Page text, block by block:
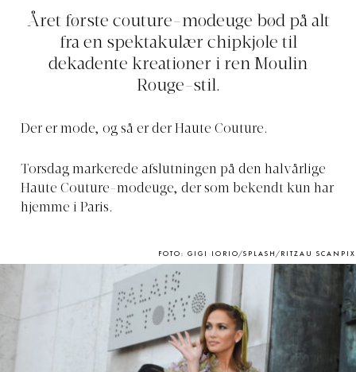
Året første couture-modeuge bød på alt
fra en spektakulær chipkjole til
dekadente kreationer i ren Moulin
Rouge-stil.
Der er mode, og så er der Haute Couture.
Torsdag markerede afslutningen på den halvårlige
Haute Couture-modeuge, der som bekendt kun har
hjemme i Paris.
FOTO: GIGI IORIO/SPLASH/RITZAU SCANPIX